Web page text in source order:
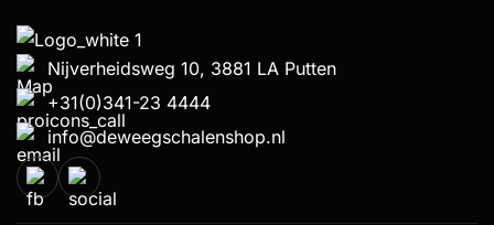
Nijverheidsweg 10, 3881 LA Putten
+31(0)341-23 4444
info@deweegschalenshop.nl